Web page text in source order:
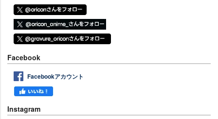
Facebook
Facebookアカウント
Instagram